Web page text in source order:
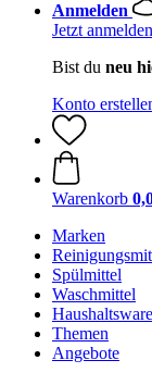
Anmelden
Jetzt anmelden
Bist du neu
Konto
Warenkorb
Marken
Spülmittel
Waschmittel
Themen
Angebote